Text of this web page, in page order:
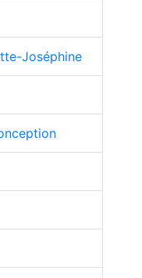
Joséphine